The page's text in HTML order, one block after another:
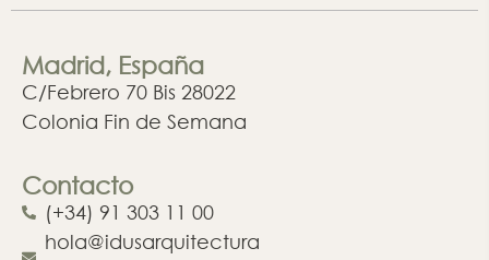
Madrid, España
C/Febrero 70 Bis 28022
Colonia Fin de Semana
Contacto
(+34) 91 303 11 00
hola@idusarquitectura